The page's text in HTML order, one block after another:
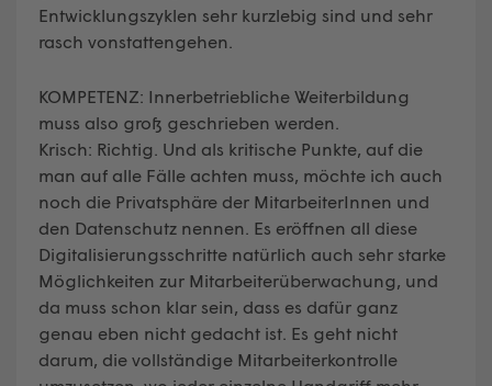
Entwicklungszyklen sehr kurzlebig sind und sehr
rasch vonstattengehen.
KOMPETENZ: Innerbetriebliche Weiterbildung
muss also groß geschrieben werden.
Krisch: Richtig. Und als kritische Punkte, auf die
man auf alle Fälle achten muss, möchte ich auch
noch die Privatsphäre der MitarbeiterInnen und
den Datenschutz nennen. Es eröffnen all diese
Digitalisierungsschritte natürlich auch sehr starke
Möglichkeiten zur Mitarbeiterüberwachung, und
da muss schon klar sein, dass es dafür ganz
genau eben nicht gedacht ist. Es geht nicht
darum, die vollständige Mitarbeiterkontrolle